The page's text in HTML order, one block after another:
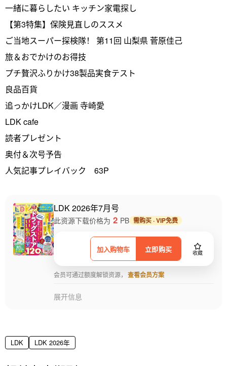
一緒に暮らしたい キッチン家電探し
【第3特集】保険見直しのススメ
ご当地スーパー探検隊！ 第11回 山梨県 菅原佳己
旅＆おでかけのお得技
プチ贅沢ふりかけ38製品実食テスト
良品百貨
追っかけLDK／漫画 寺崎愛
LDK cafe
読者プレゼント
奥付＆次号予告
人気記事プレイバック 63P
LDK 2026年7月号
加入购物车 立即购买 收藏
此资源下载价格为 2 PB 需购买 · VIP免费
会员可通过额度解锁资源， 查看会员方案
展开信息
LDK LDK 2026年